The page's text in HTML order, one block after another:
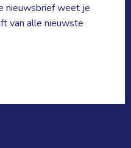
nieuwsbrief weet je
van alle nieuwste